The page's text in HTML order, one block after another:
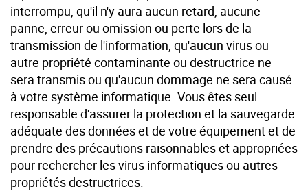
interrompu, qu'il n'y aura aucun retard, aucune
panne, erreur ou omission ou perte lors de la
transmission de l'information, qu'aucun virus ou
autre propriété contaminante ou destructrice ne
sera transmis ou qu'aucun dommage ne sera causé
à votre système informatique. Vous êtes seul
responsable d'assurer la protection et la sauvegarde
adéquate des données et de votre équipement et de
prendre des précautions raisonnables et appropriées
pour rechercher les virus informatiques ou autres
propriétés destructrices.